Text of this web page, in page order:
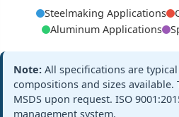
Steel
Calcium
Powder
CaSi-P, CaSi-F
Ca:
Si:
+3
Steelmaking Applications
Aluminum Applications
Note: All specifications are
compositions and sizes available.
MSDS upon request. ISO
management system.